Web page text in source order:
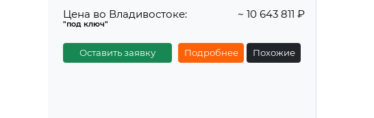
Цена во Владивостоке:
"под ключ"
~ 10 643 811 ₽
Оставить заявку Подробнее Похожие